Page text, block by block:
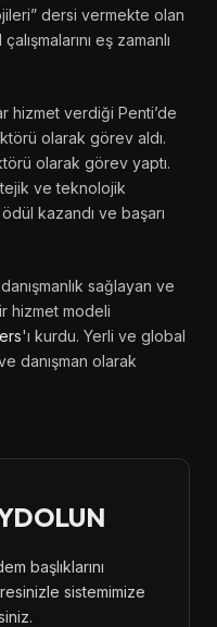
dersi vermekte olan
eş zamanlı
hizmet verdiği Penti’de
olarak görev aldı.
olarak görev yaptı.
ve teknolojik
kazandı ve başarı
sağlayan ve
hizmet modeli
'ı kurdu. Yerli ve global
danışman olarak
başlıklarını
sistemimize